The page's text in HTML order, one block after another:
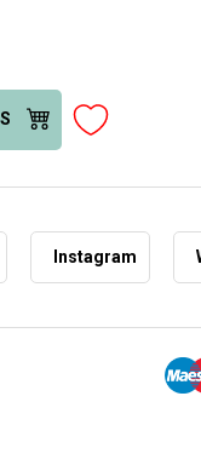
Instagram